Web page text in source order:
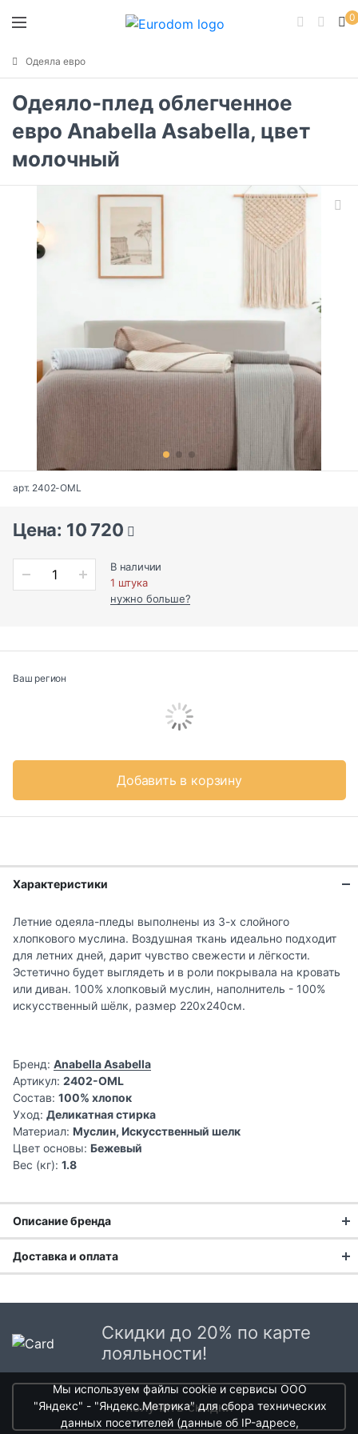
0
Одеяла евро
Одеяло-плед облегченное
евро Anabella Asabella, цвет
молочный
арт. 2402-OML
Цена: 10 720
В наличии
1 штука
нужно больше?
Ваш регион
Добавить в корзину
Характеристики
Летние одеяла-пледы выполнены из 3-х слойного
хлопкового муслина. Воздушная ткань идеально подходит
для летних дней, дарит чувство свежести и лёгкости.
Эстетично будет выглядеть и в роли покрывала на кровать
или диван. 100% хлопковый муслин, наполнитель - 100%
искусственный шёлк, размер 220х240см.
Бренд: Anabella Asabella
Артикул: 2402-OML
Состав: 100% хлопок
Уход: Деликатная стирка
Материал: Муслин, Искусственный шелк
Цвет основы: Бежевый
Вес (кг): 1.8
Описание бренда
Asabella – премиальный бренд постельного белья и
домашнего текстиля. Продукция Asabella популярна
представлены как классические комплекты с элегантным
и изысканным принтом, так и нежные, воздушные наборы,
с использованием тончайшего кружева и украшенные
Доставка и оплата
Доставка в Москве и области
В Москве и Московской области доставка курьером до
Стоимость доставки в Москве в пределах МКАД399 руб.
в Московской Области и Москве за МКАД599 руб.
Интервал доставки по Московской области - с 10 до 22
Скидки до 20% по карте
лояльности!
получить скидки
Мы используем файлы cookie и сервисы ООО
"Яндекс" - "Яндекс.Метрика" для сбора технических
данных посетителей (данные об IP-адресе,